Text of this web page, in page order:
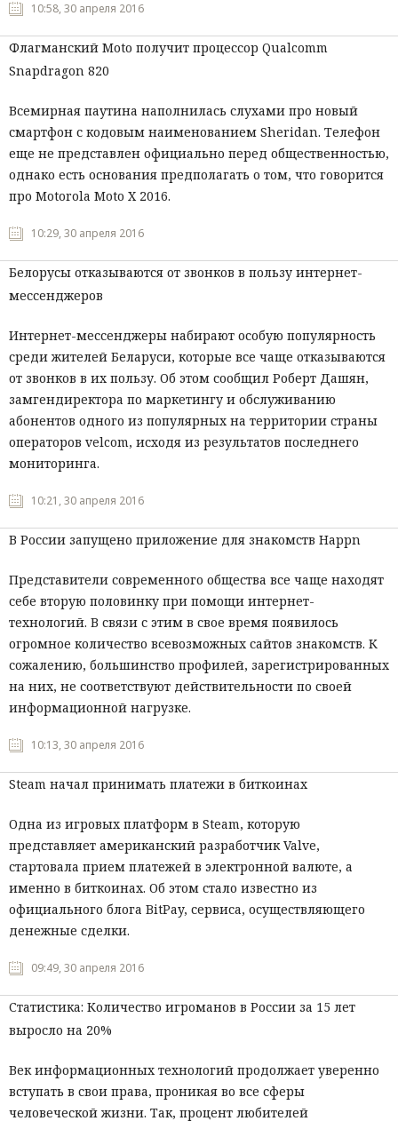
10:58, 30 апреля 2016
Флагманский Moto получит процессор Qualcomm
Snapdragon 820
Всемирная паутина наполнилась слухами про новый
смартфон с кодовым наименованием Sheridan. Телефон
еще не представлен официально перед общественностью,
однако есть основания предполагать о том, что говорится
про Motorola Moto X 2016.
10:29, 30 апреля 2016
Белорусы отказываются от звонков в пользу интернет-
мессенджеров
Интернет-мессенджеры набирают особую популярность
среди жителей Беларуси, которые все чаще отказываются
от звонков в их пользу. Об этом сообщил Роберт Дашян,
замгендиректора по маркетингу и обслуживанию
абонентов одного из популярных на территории страны
операторов velcom, исходя из результатов последнего
мониторинга.
10:21, 30 апреля 2016
В России запущено приложение для знакомств Happn
Представители современного общества все чаще находят
себе вторую половинку при помощи интернет-
технологий. В связи с этим в свое время появилось
огромное количество всевозможных сайтов знакомств. К
сожалению, большинство профилей, зарегистрированных
на них, не соответствуют действительности по своей
информационной нагрузке.
10:13, 30 апреля 2016
Steam начал принимать платежи в биткоинах
Одна из игровых платформ в Steam, которую
представляет американский разработчик Valve,
стартовала прием платежей в электронной валюте, а
именно в биткоинах. Об этом стало известно из
официального блога BitPay, сервиса, осуществляющего
денежные сделки.
09:49, 30 апреля 2016
Статистика: Количество игроманов в России за 15 лет
выросло на 20%
Век информационных технологий продолжает уверенно
вступать в свои права, проникая во все сферы
человеческой жизни. Так, процент любителей